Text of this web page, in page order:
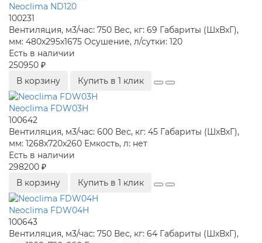
Neoclima ND120
100231
Вентиляция, м3/час: 750 Вес, кг: 69 Габариты (ШхВхГ),
мм: 480х295х1675 Осушение, л/сутки: 120
Есть в наличии
250950 ₽
В корзину
Купить в 1 клик
Neoclima FDW03H
100642
Вентиляция, м3/час: 600 Вес, кг: 45 Габариты (ШхВхГ),
мм: 1268x720x260 Емкость, л: нет
Есть в наличии
298200 ₽
В корзину
Купить в 1 клик
Neoclima FDW04H
100643
Вентиляция, м3/час: 750 Вес, кг: 64 Габариты (ШхВхГ),